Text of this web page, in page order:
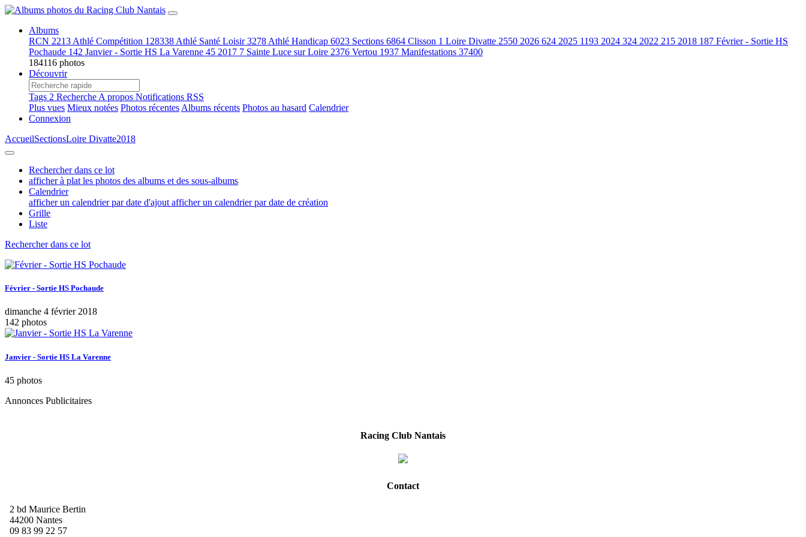
Albums
RCN 2213 Athlé Compétition 128338 Athlé Santé Loisir3278 Athlé Handicap 6023 Sections 6864 Clisson 1 Loire Divatte 2550 2026 624 2025 1193 2024 324 2022 215 2018 187 Février - Sortie HS
Pochaude 142 Janvier - Sortie HS La Varenne 45 2017 7 Sainte Luce sur Loire 2376 Vertou 1937 Manifestations 37400
184116 photos
Découvrir
Tags 2 Recherche A propos Notifications RSS
Plus vues Mieux notées Photos récentes Albums récents Photos au hasard Calendrier
Connexion
AccueilSectionsLoire Divatte2018
Rechercher dans ce lot
afficher à plat les photos des albums et des sous-albums
Calendrier
afficher un calendrier par date d'ajout afficher un calendrier par date de création
Grille
Liste
Rechercher dans ce lot
Février - Sortie HS Pochaude
dimanche 4 février 2018
142 photos
Janvier - Sortie HS La Varenne
45 photos
Annonces Publicitaires
Racing Club Nantais
Contact
2 bd Maurice Bertin
44200 Nantes
09 83 99 22 57